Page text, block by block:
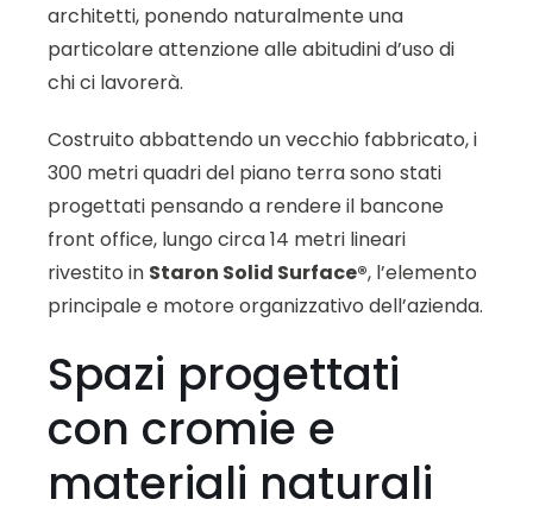
architetti, ponendo naturalmente una
particolare attenzione alle abitudini d’uso di
chi ci lavorerà.
Costruito abbattendo un vecchio fabbricato, i
300 metri quadri del piano terra sono stati
progettati pensando a rendere il bancone
front office, lungo circa 14 metri lineari
rivestito in Staron Solid Surface®, l’elemento
principale e motore organizzativo dell’azienda.
Spazi progettati
con cromie e
materiali naturali